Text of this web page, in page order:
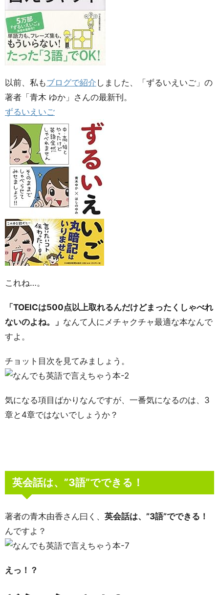
以前、私もブログで紹介 しました、「ずるいえいご」の
著者「青木 ゆか」さんの最新刊。
ずるいえいご
これね…。
「TOEICは500点以上取れるんだけどまったくしゃべれ
ないのよね。」 なんて人にメチャクチャ最適な本なんで
すよ。
チョット目次を見てみましょう。
気になる項目ばかりなんですが、一番気になるのは、3
章と4章ではないでしょうか？
英会話は、”3語”でできる！
著者の青木由香さん曰く、 英会話は、”3語”でできる！
んですよ？
えっ！？